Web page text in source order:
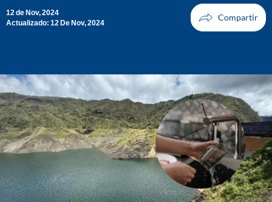
12 de Nov, 2024
Actualizado: 12 De Nov, 2024